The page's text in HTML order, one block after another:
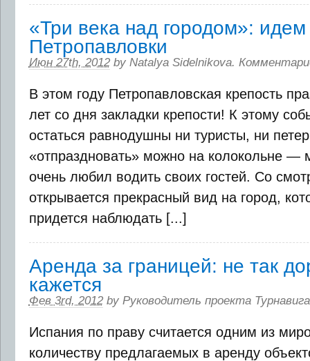
«Три века над городом»:
Петропавловки
Июн 27th, 2012 by Natalya Sidelnikova.
В этом году Петропавловская крепость
лет со дня закладки крепости! К этому
остаться равнодушны ни туристы, ни
«отпраздновать» можно на колокольне —
очень любил водить своих гостей. Со
открывается прекрасный вид на город,
придется наблюдать [...]
Аренда за границей: не так
кажется
Фев 3rd, 2012 by Руководитель проекта
Испания по праву считается одним из
количеству предлагаемых в аренду